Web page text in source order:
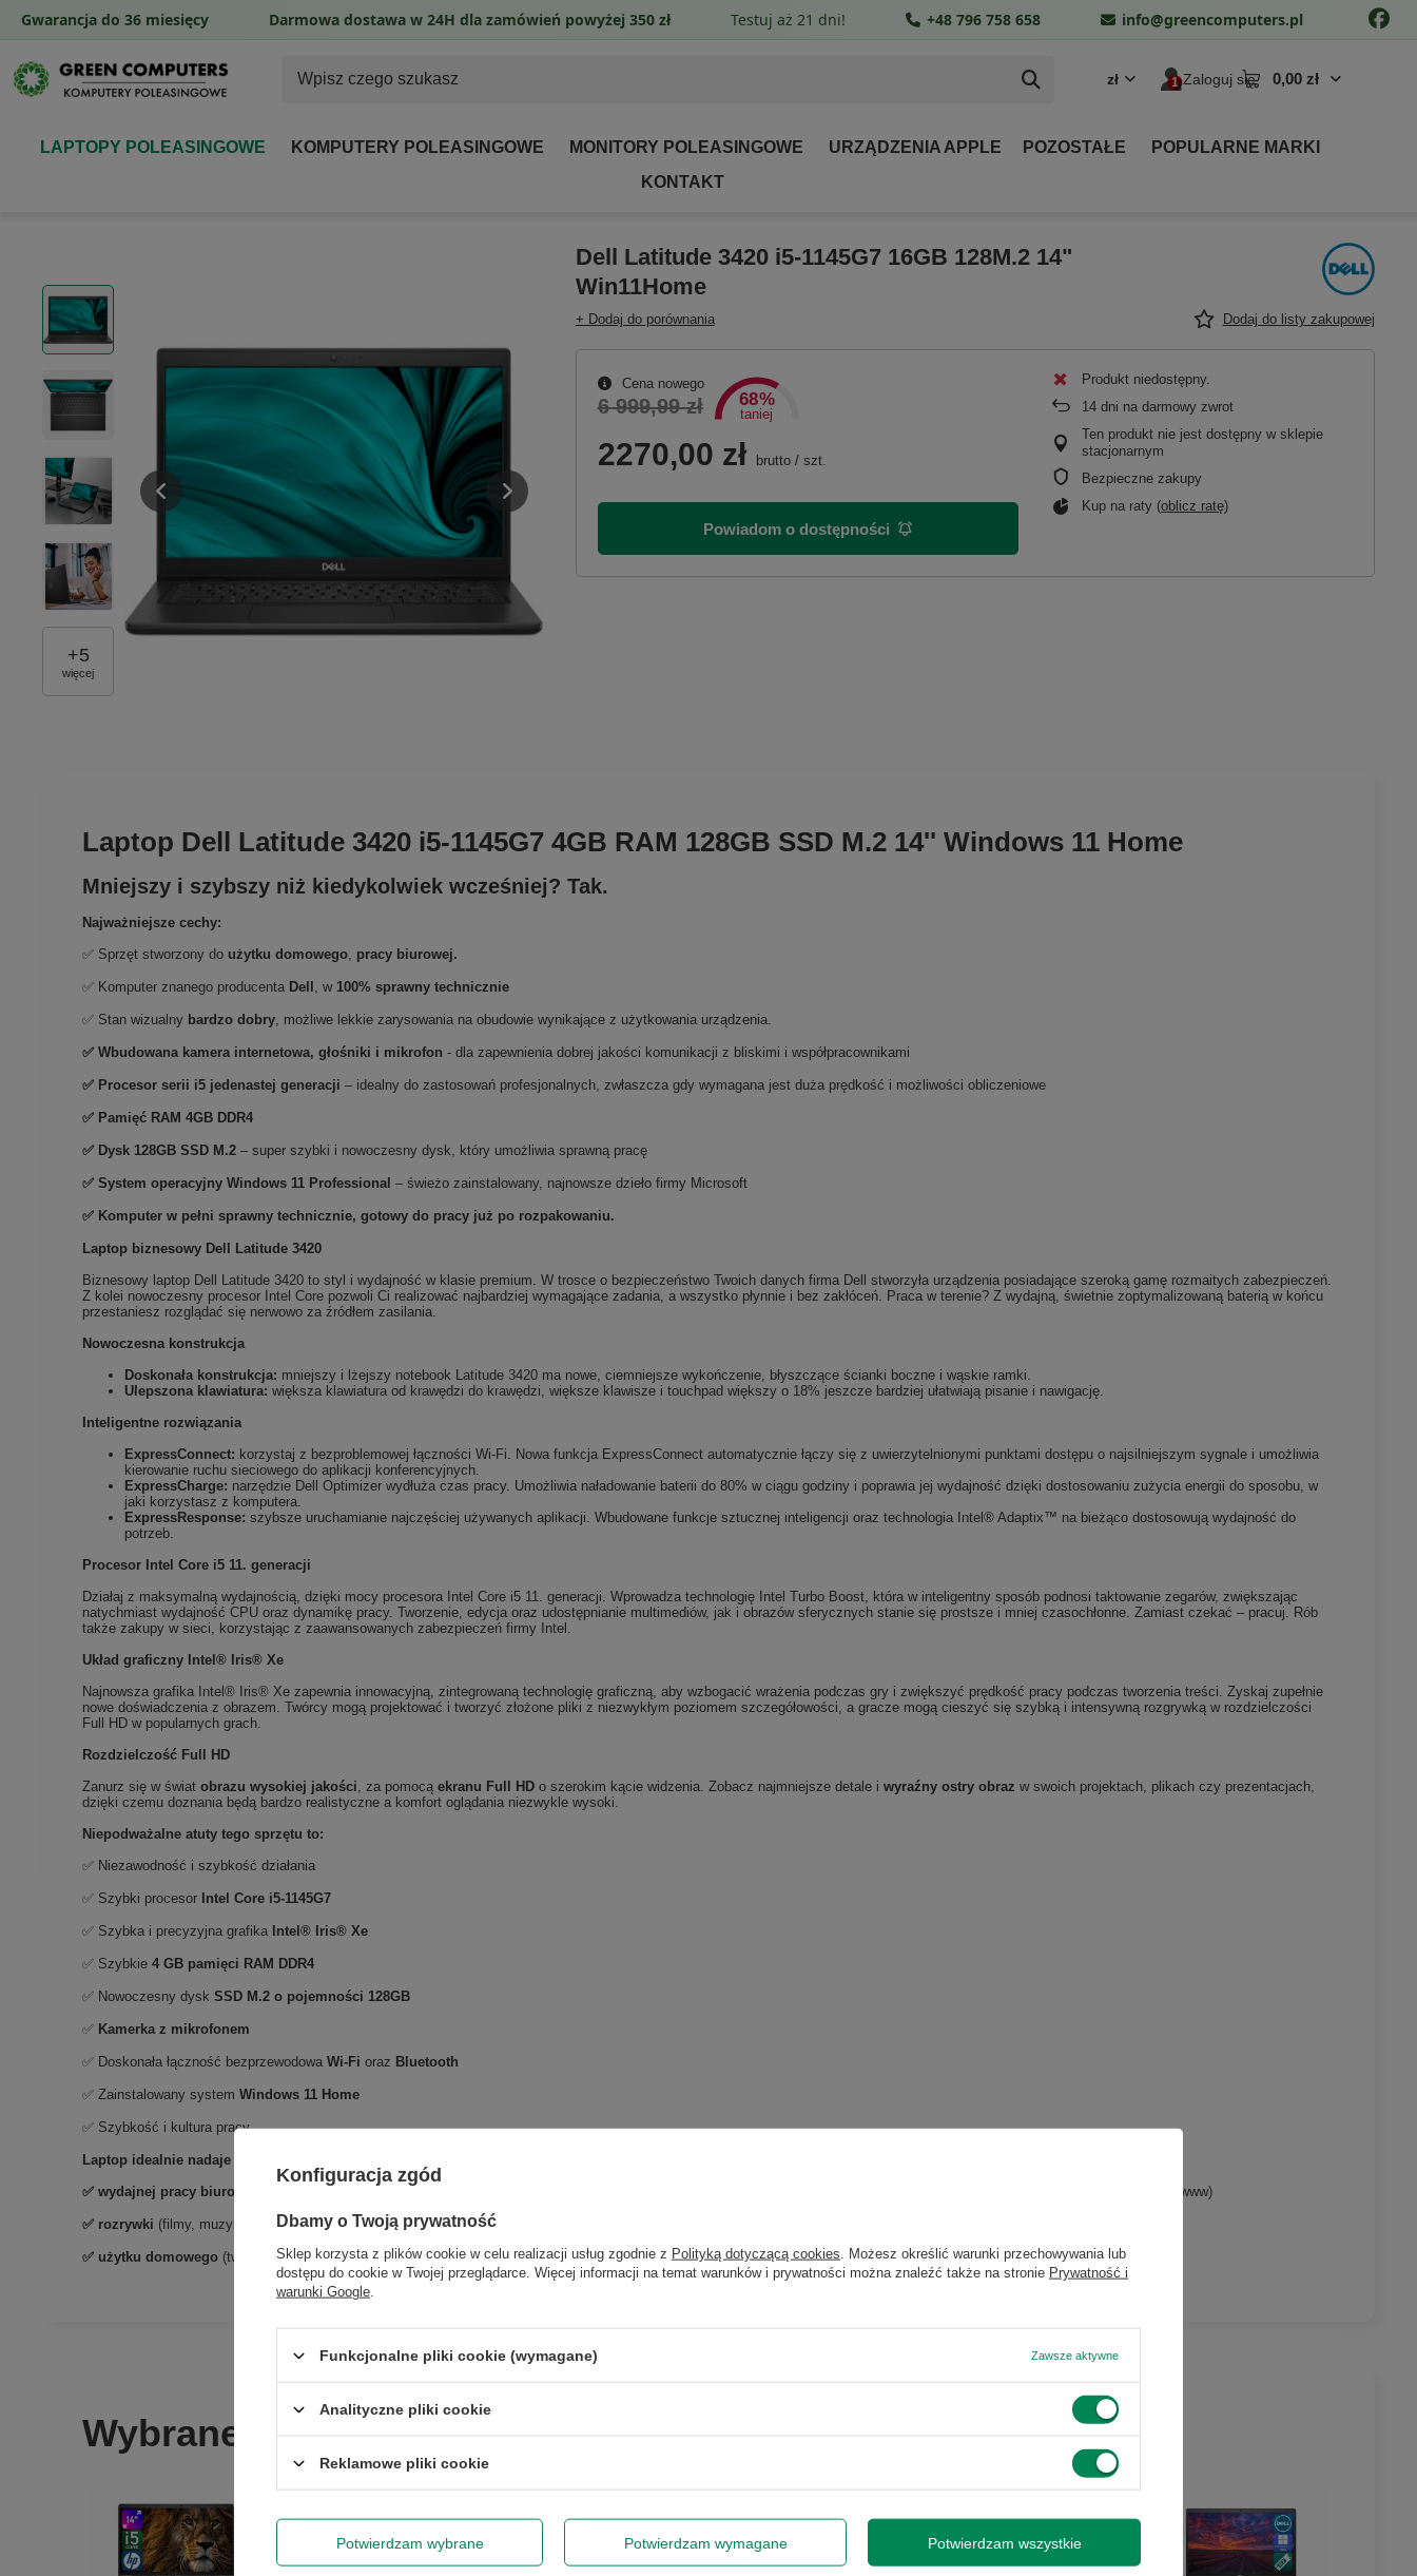
zł Zaloguj się 0,00 zł
LAPTOPY POLEASINGOWE KOMPUTERY POLEASINGOWE MONITORY POLEASINGOWE URZĄDZENIA APPLE POZOSTAŁE
POPULARNE MARKI
KONTAKT
+5
więcej
Dell Latitude 3420 i5-1145G7 16GB 128M.2 14"
Win11Home
+ Dodaj do porównania Dodaj do listy zakupowej
Cena nowego
6 999,99 zł 68%
taniej
2270,00 zł brutto/ szt.
Powiadom o dostępności
Produkt niedostępny
14 dni na darmowy zwrot
Ten produkt nie jest dostępny w sklepie
stacjonarnym
Bezpieczne zakupy
Kup na raty (oblicz ratę)
Laptop Dell Latitude 3420 i5-1145G7 4GB RAM 128GB SSD M.2 14'' Windows 11 Home
Mniejszy i szybszy niż kiedykolwiek wcześniej? Tak.
Najważniejsze cechy:
✅ Sprzęt stworzony do użytku domowego, pracy biurowej.
✅ Komputer znanego producenta Dell , w 100% sprawny technicznie
✅ Stan wizualny bardzo dobry, możliwe lekkie zarysowania na obudowie wynikające z użytkowania urządzenia.
✅ Wbudowana kamera internetowa, głośniki i mikrofon- dla zapewnienia dobrej jakości komunikacji z bliskimi i współpracownikami
✅ Procesor serii i5 jedenastej generacji– idealny do zastosowań profesjonalnych, zwłaszcza gdy wymagana jest duża prędkość i możliwości obliczeniowe
✅ Pamięć RAM 4GB DDR4
✅ Dysk 128GB SSD M.2 – super szybki i nowoczesny dysk, który umożliwia sprawną pracę
✅System operacyjny Windows 11 Professional– świeżo zainstalowany, najnowsze dzieło firmy Microsoft
✅ Komputer w pełni sprawny technicznie, gotowy do pracy już po rozpakowaniu.
Laptop biznesowy Dell Latitude 3420
Biznesowy laptop Dell Latitude 3420 to styl i wydajność w klasie premium. W trosce o bezpieczeństwo Twoich danych firma Dell stworzyła urządzenia posiadające szeroką gamę rozmaitych zabezpieczeń.
Z kolei nowoczesny procesor Intel Core pozwoli Ci realizować najbardziej wymagające zadania, a wszystko płynnie i bez zakłóceń. Praca w terenie? Z wydajną, świetnie zoptymalizowaną baterią w końcu
przestaniesz rozglądać się nerwowo za źródłem zasilania.
Nowoczesna konstrukcja
Doskonała konstrukcja: mniejszy i lżejszy notebook Latitude 3420 ma nowe, ciemniejsze wykończenie, błyszczące ścianki boczne i wąskie ramki.
Ulepszona klawiatura: większa klawiatura od krawędzi do krawędzi, większe klawisze i touchpad większy o 18% jeszcze bardziej ułatwiają pisanie i nawigację.
Inteligentne rozwiązania
ExpressConnect: korzystaj z bezproblemowej łączności Wi-Fi. Nowa funkcja ExpressConnect automatycznie łączy się z uwierzytelnionymi punktami dostępu o najsilniejszym sygnale i umożliwia
kierowanie ruchu sieciowego do aplikacji konferencyjnych.
ExpressCharge: narzędzie Dell Optimizer wydłuża czas pracy. Umożliwia naładowanie baterii do 80% w ciągu godziny i poprawia jej wydajność dzięki dostosowaniu zużycia energii do sposobu, w
jaki korzystasz z komputera.
ExpressResponse: szybsze uruchamianie najczęściej używanych aplikacji. Wbudowane funkcje sztucznej inteligencji oraz technologia Intel® Adaptix™ na bieżąco dostosowują wydajność do
potrzeb.
Procesor Intel Core i5 11. generacji
Działaj z maksymalną wydajnością, dzięki mocy procesora Intel Core i5 11. generacji. Wprowadza technologię Intel Turbo Boost, która w inteligentny sposób podnosi taktowanie zegarów, zwiększając
natychmiast wydajność CPU oraz dynamikę pracy. Tworzenie, edycja oraz udostępnianie multimediów, jak i obrazów sferycznych stanie się prostsze i mniej czasochłonne. Zamiast czekać – pracuj. Rób
także zakupy w sieci, korzystając z zaawansowanych zabezpieczeń firmy Intel.
Układ graficzny Intel® Iris® Xe
Najnowsza grafika Intel® Iris® Xe zapewnia innowacyjną, zintegrowaną technologię graficzną, aby wzbogacić wrażenia podczas gry i zwiększyć prędkość pracy podczas tworzenia treści. Zyskaj zupełnie
nowe doświadczenia z obrazem. Twórcy mogą projektować i tworzyć złożone pliki z niezwykłym poziomem szczegółowości, a gracze mogą cieszyć się szybką i intensywną rozgrywką w rozdzielczości
Full HD w popularnych grach.
Rozdzielczość Full HD
Zanurz się w światobrazu wysokiej jakości, za pomocąekranu Full HD o szerokim kącie widzenia. Zobacz najmniejsze detale iwyraźny ostry obraz w swoich projektach, plikach czy prezentacjach,
dzięki czemu doznania będą bardzo realistyczne a komfort oglądania niezwykle wysoki.
Niepodważalne atuty tego sprzętu to:
✅ Niezawodność i szybkość działania
✅ Szybki procesor Intel Core i5-1145G7
✅ Szybka i precyzyjna grafika Intel® Iris® Xe
✅ Szybkie4 GB pamięci RAM DDR4
✅ Nowoczesny dysk SSD M.2 o pojemności 128GB
✅ Kamerka z mikrofonem
✅ Doskonała łączność bezprzewodowaWi-Fi oraz Bluetooth
✅ Zainstalowany system Windows 11 Home
✅ Szybkość i kultura pracy
Laptop idealnie nadaje się do:
✅ wydajnej pracy biurowej (obsługa programów graficznych i systemów ERP, obsługa programów sprzedażowych i fakturowych, edycja dokumentów, wyliczenia, tworzenie stron www)
✅ rozrywki (filmy, muzyka)
✅ użytku domowego (tworzenie i wydruk dokumentów, przeglądanie poczty email, zakupy online, obróbka zdjęć, media społecznościowe, youtube)
Wybrane dla Ciebie
Gwarancja do 36 miesięcy Darmowa dostawa w 24H dla zamówień powyżej 350 zł Testuj aż 21 dni! +48 796 758 658 info@greencomputers.pl
Konfiguracja zgód
Dbamy o Twoją prywatność
Sklep korzysta z plików cookie w celu realizacji usług zgodnie z Polityką dotyczącą cookies . Możesz określić warunki przechowywania lub
dostępu do cookie w Twojej przeglądarce. Więcej informacji na temat warunków i prywatności można znaleźć także na stronie Prywatność i
warunki Google
Funkcjonalne pliki cookie (wymagane) Zawsze aktywne
Analityczne pliki cookie
Reklamowe pliki cookie
Potwierdzam wybrane Potwierdzam wymagane Potwierdzam wszystkie